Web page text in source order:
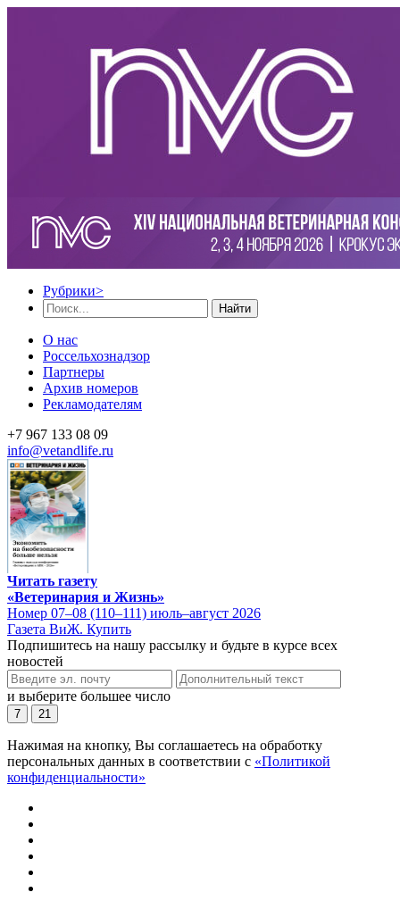
Рубрики>
Найти
О нас
Россельхознадзор
Партнеры
Архив номеров
Рекламодателям
+7 967 133 08 09
info@vetandlife.ru
Читать газету
«Ветеринария и Жизнь»
Номер 07–08 (110–111) июль–август 2026
Газета ВиЖ. Купить
Подпишитесь на нашу рассылку и будьте в курсе всех
новостей
и выберите большее число
7 21
Нажимая на кнопку, Вы соглашаетесь на обработку
персональных данных в соответствии с «Политикой
конфиденциальности»